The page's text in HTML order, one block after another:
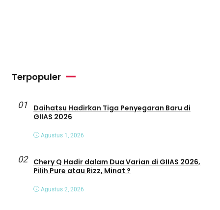
Terpopuler
01
Daihatsu Hadirkan Tiga Penyegaran Baru di
GIIAS 2026
Agustus 1, 2026
02
Chery Q Hadir dalam Dua Varian di GIIAS 2026,
Pilih Pure atau Rizz, Minat ?
Agustus 2, 2026